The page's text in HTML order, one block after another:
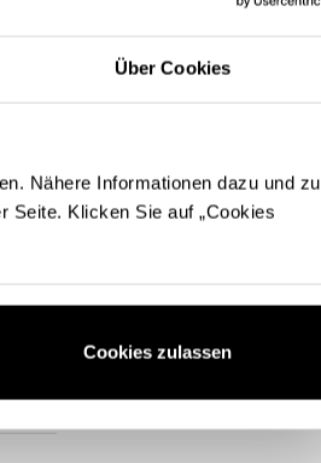
Über Cookies
Nähere Informationen dazu und zu
Seite. Klicken Sie auf „Cookies
Cookies zulassen